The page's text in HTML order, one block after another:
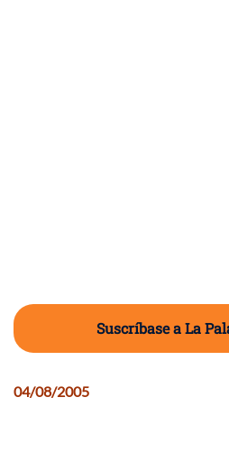
Suscríbase a La
04/08/2005